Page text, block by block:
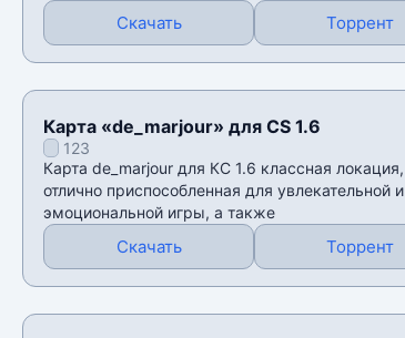
Скачать Торрент
Карта «de_marjour» для CS 1.6
123
Карта de_marjour для КС 1.6 классная локация,
отлично приспособленная для увлекательной и
эмоциональной игры, а также
Скачать Торрент